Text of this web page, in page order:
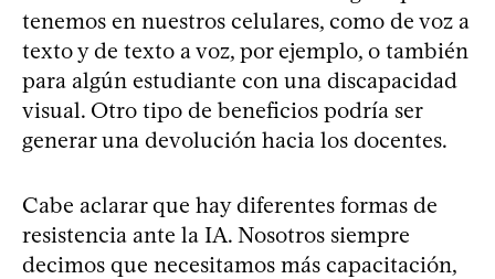
tenemos en nuestros celulares, como de voz a
texto y de texto a voz, por ejemplo, o también
para algún estudiante con una discapacidad
visual. Otro tipo de beneficios podría ser
generar una devolución hacia los docentes.
Cabe aclarar que hay diferentes formas de
resistencia ante la IA. Nosotros siempre
decimos que necesitamos más capacitación,